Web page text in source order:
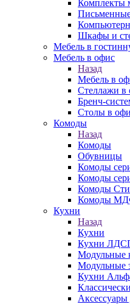
Комплекты
Шкафы и
Мебель в
Мебель в офис
Назад
Мебель в
Стеллажи в
Бренч-
Столы в
Комоды
Назад
Комоды
Обувницы
Комоды
Комоды
Комоды
Комоды
Кухни
Назад
Кухни
Кухни
Модульные
Модульные
Кухни
Аксессуары